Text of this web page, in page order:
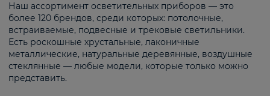
Наш ассортимент осветительных приборов — это
более 120 брендов, среди которых: потолочные,
встраиваемые, подвесные и трековые светильники.
Есть роскошные хрустальные, лаконичные
металлические, натуральные деревянные, воздушные
стеклянные — любые модели, которые только можно
представить.